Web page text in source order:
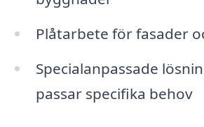
Plåtarbete för fasader
Specialanpassade
passar specifika behov